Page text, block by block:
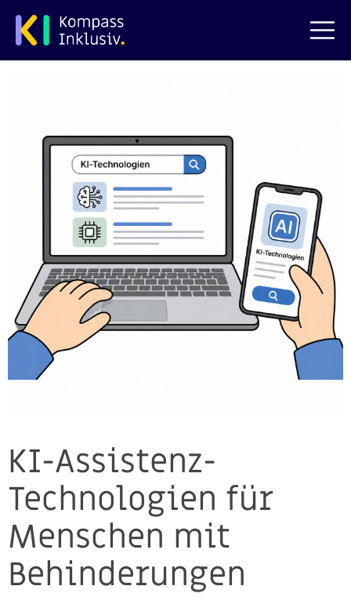
zum Hauptinhalt springen
KI-Assistenz-
Technologien für
Menschen mit
Behinderungen